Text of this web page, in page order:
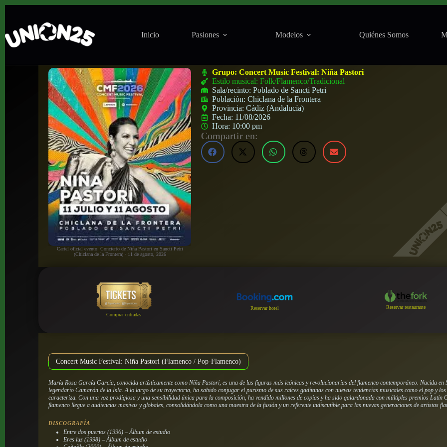
Inicio Pasiones Modelos Quiénes Somos
Cartel oficial evento: Concierto de Niña Pastori en Sancti Petri
(Chiclana de la Frontera) · 11 de agosto, 2026
Grupo:Concert Music Festival: Niña Pastori
Estilo musical: Folk/Flamenco/Tradicional
Sala/recinto:Poblado de Sancti Petri
Población:Chiclana de la Frontera
Provincia:Cádiz (Andalucía)
Fecha: 11/08/2026
Hora: 10:00 pm
Compartir en:
Comprar entradas
Reservar hotel Reservar restaurante
Concert Music Festival: Niña Pastori (Flamenco / Pop-Flamenco)
María Rosa García García, conocida artísticamente como Niña Pastori, es una de las figuras más icónicas y revolucionarias del flamenco contemporáneo. Nacida
legendario Camarón de la Isla. A lo largo de su trayectoria, ha sabido conjugar el purismo de sus raíces gaditanas con nuevas tendencias musicales como el pop y
caracteriza. Con una voz prodigiosa y una sensibilidad única para la composición, ha vendido millones de copias y ha sido galardonada con múltiples premios Latin
flamenco llegue a audiencias masivas y globales, consolidándola como una maestra de la fusión y un referente indiscutible para las nuevas generaciones de artistas
DISCOGRAFÍA
Entre dos puertos (1996) – Álbum de estudio
Eres luz (1998) – Álbum de estudio